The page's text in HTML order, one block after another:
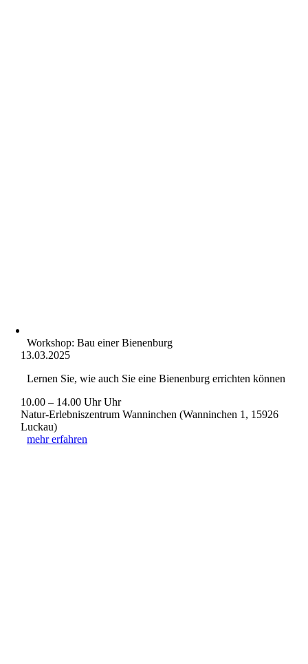
Workshop: Bau einer Bienenburg
13.03.2025
Lernen Sie, wie auch Sie eine Bienenburg errichten können
10.00 – 14.00 Uhr Uhr
Natur-Erlebniszentrum Wanninchen (Wanninchen 1, 15926
Luckau)
mehr erfahren